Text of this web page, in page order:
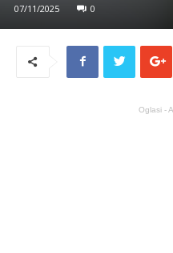
07/11/2025 0
Oglasi -